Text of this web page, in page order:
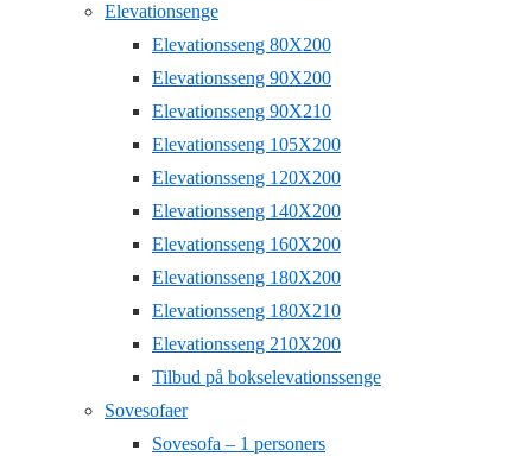
Elevationsenge
Elevationsseng 80X200
Elevationsseng 90X200
Elevationsseng 90X210
Elevationsseng 105X200
Elevationsseng 120X200
Elevationsseng 140X200
Elevationsseng 160X200
Elevationsseng 180X200
Elevationsseng 180X210
Elevationsseng 210X200
Tilbud på bokselevationssenge
Sovesofaer
Sovesofa – 1 personers